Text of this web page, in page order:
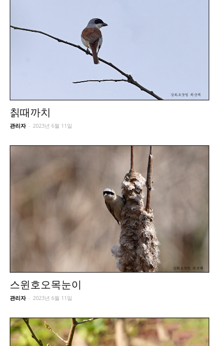
칡때까치
관리자 - 2023년 6월 11일
스윈호오목눈이
관리자 - 2023년 6월 11일